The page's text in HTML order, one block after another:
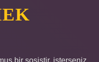
bir sosistir, isterseniz